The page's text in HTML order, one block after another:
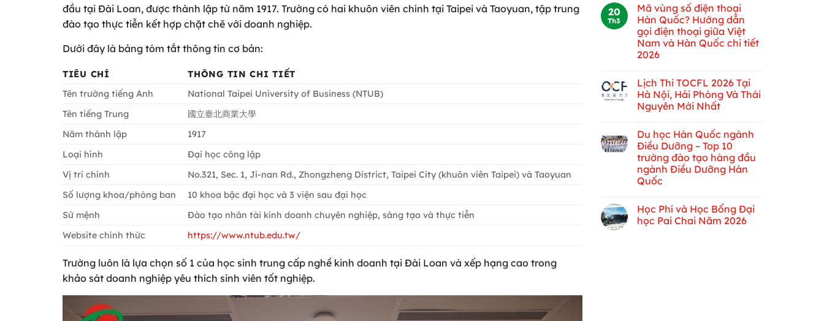
đầu tại Đài Loan, được thành lập từ năm 1917. Trường có hai khuôn viên chính tại Taipei và Taoyuan, tập trung
đào tạo thực tiễn kết hợp chặt chẽ với doanh nghiệp.
Dưới đây là bảng tóm tắt thông tin cơ bản:
TIÊU CHÍ
THÔNG TIN CHI TIẾT
Tên trường tiếng Anh
National Taipei University of Business (NTUB)
Tên tiếng Trung
國立臺北商業大學
Năm thành lập
1917
Loại hình
Đại học công lập
Vị trí chính
No.321, Sec. 1, Ji-nan Rd., Zhongzheng District, Taipei City (khuôn viên Taipei) và Taoyuan
Số lượng khoa/phòng ban
10 khoa bậc đại học và 3 viện sau đại học
Sứ mệnh
Đào tạo nhân tài kinh doanh chuyên nghiệp, sáng tạo và thực tiễn
Website chính thức
https://www.ntub.edu.tw/
Trường luôn là lựa chọn số 1 của học sinh trung cấp nghề kinh doanh tại Đài Loan và xếp hạng cao trong
khảo sát doanh nghiệp yêu thích sinh viên tốt nghiệp.
20
Th3
Mã vùng số điện thoại
Hàn Quốc? Hướng dẫn
gọi điện thoại giữa Việt
Nam và Hàn Quốc chi tiết
2026
Lịch Thi TOCFL 2026 Tại
Hà Nội, Hải Phòng Và Thái
Nguyên Mới Nhất
Du học Hàn Quốc ngành
Điều Dưỡng – Top 10
trường đào tạo hàng đầu
ngành Điều Dưỡng Hàn
Quốc
Học Phí và Học Bổng Đại
học Pai Chai Năm 2026